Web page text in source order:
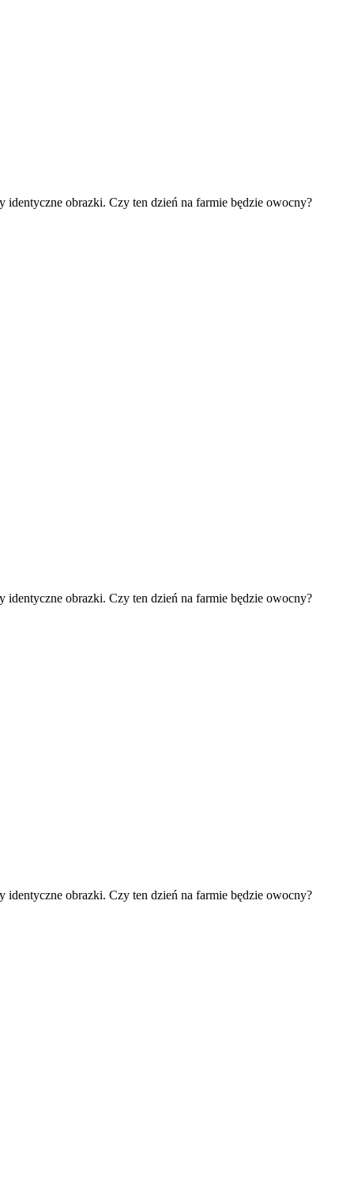
identyczne obrazki. Czy ten dzień na farmie będzie owocny?
identyczne obrazki. Czy ten dzień na farmie będzie owocny?
identyczne obrazki. Czy ten dzień na farmie będzie owocny?